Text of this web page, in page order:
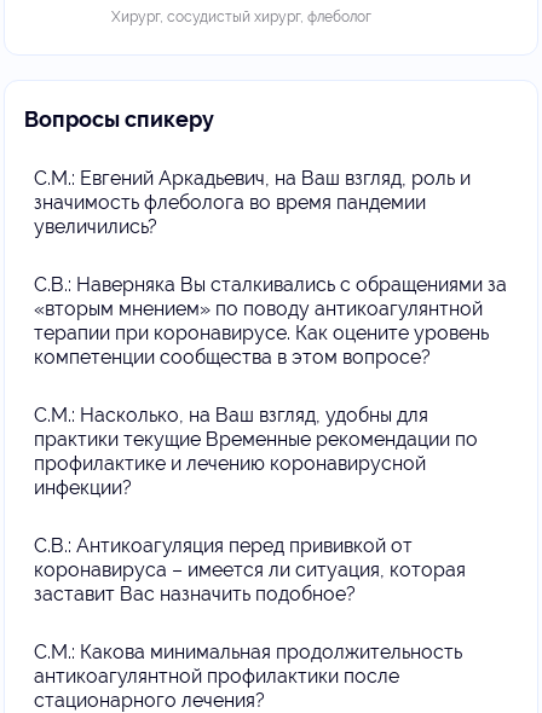
Хирург, сосудистый хирург, флеболог
Вопросы спикеру
С.М.: Евгений Аркадьевич, на Ваш взгляд, роль и
значимость флеболога во время пандемии
увеличились?
С.В.: Наверняка Вы сталкивались с обращениями за
«вторым мнением» по поводу антикоагулянтной
терапии при коронавирусе. Как оцените уровень
компетенции сообщества в этом вопросе?
С.М.: Насколько, на Ваш взгляд, удобны для
практики текущие Временные рекомендации по
профилактике и лечению коронавирусной
инфекции?
С.В.: Антикоагуляция перед прививкой от
коронавируса – имеется ли ситуация, которая
заставит Вас назначить подобное?
С.М.: Какова минимальная продолжительность
антикоагулянтной профилактики после
стационарного лечения?